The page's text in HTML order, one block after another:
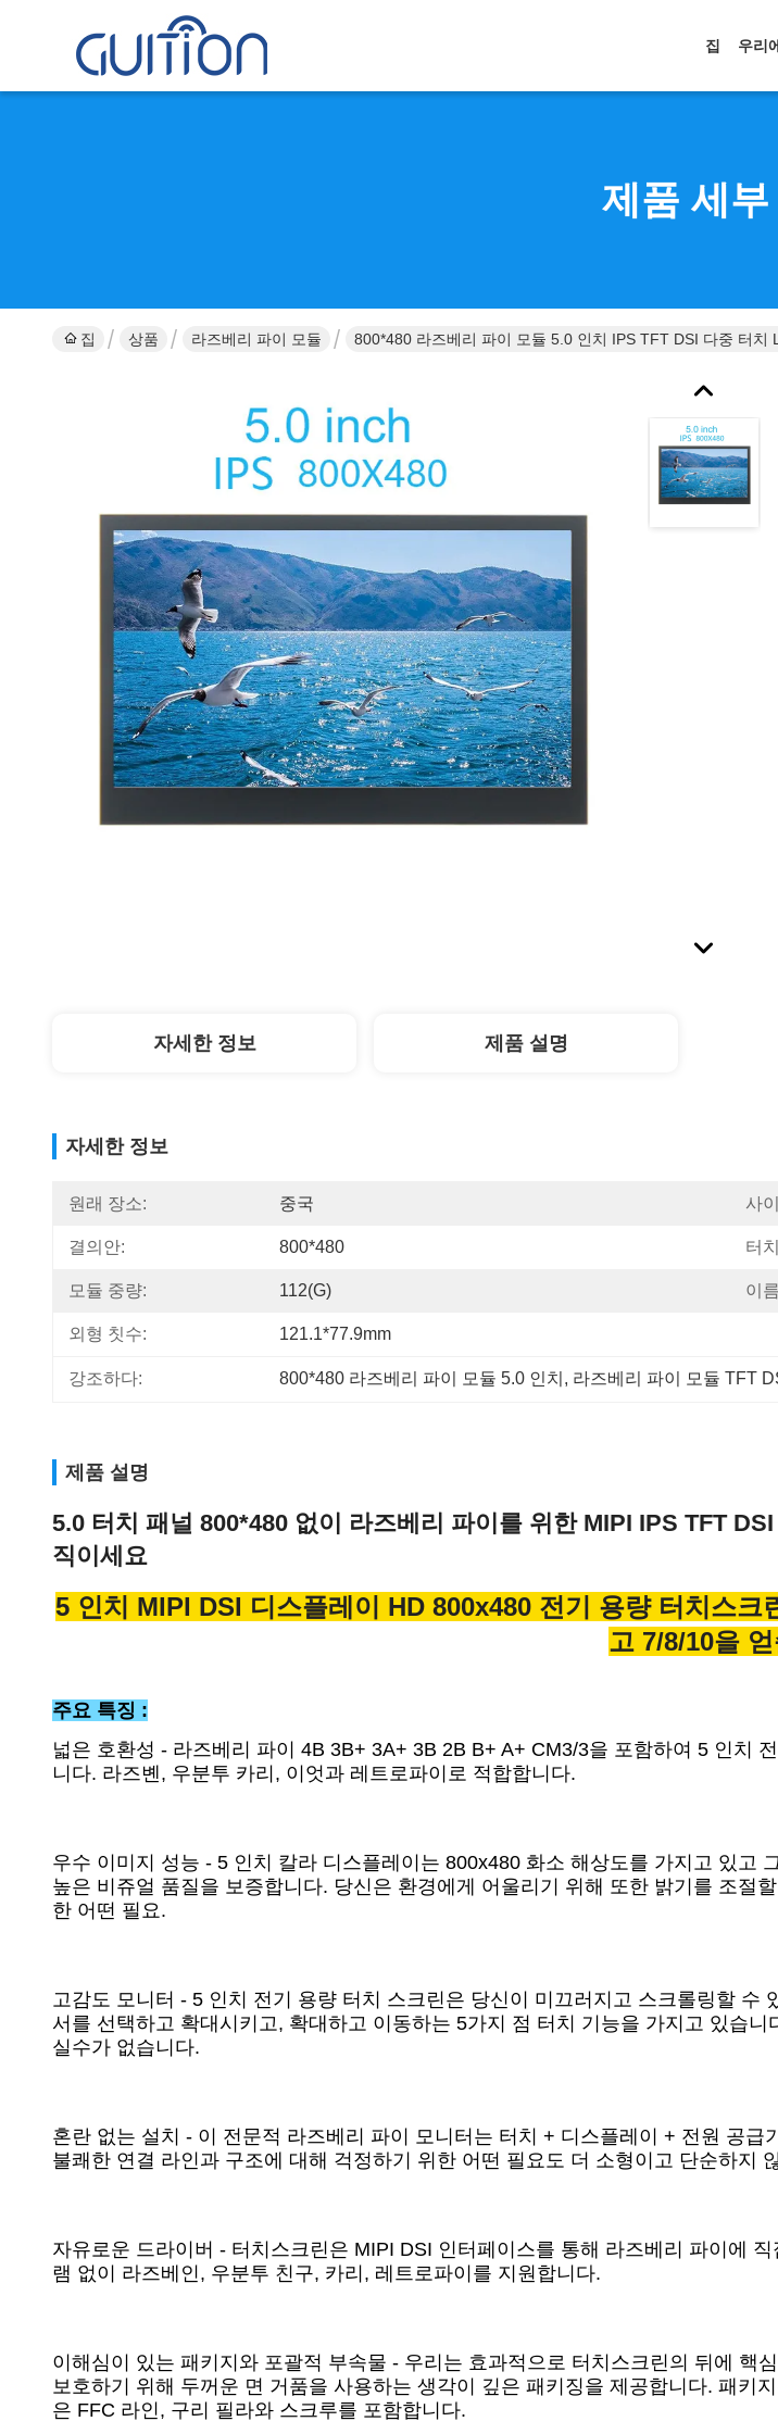
집 우리
제품 세
집 상품 라즈베리 파이 모듈 800*480 라즈베리 파이 모듈 5.0 인치 IPS TFT DSI 다중 터치
자세한 정보 제품 설명
자세한 정보
원래 장소: 중국 사
결의안: 800*480 터
모듈 중량: 112(g) 이
외형 칫수: 121.1*77.9mm
강조하다: 800*480 라즈베리 파이 모듈 5.0 인치 , 라즈베리 파이 모듈 TFT
제품 설명
5.0 터치 패널 800*480 없이 라즈베리 파이를 위한 MIPI IPS TFT
직이세요
5 인치 MIPI DSI 디스플레이 HD 800x480 전기 용량 터치스
고 7/8/10을
주요 특징 :
넓은 호환성 - 라즈베리 파이 4B 3B+ 3A+ 3B 2B B+ A+ CM3/3을 포함하여 5 인치
니다. 라즈볜, 우분투 카리, 이엇과 레트로파이로 적합합니다.
우수 이미지 성능 - 5 인치 칼라 디스플레이는 800x480 화소 해상도를 가지고 있고
높은 비쥬얼 품질을 보증합니다. 당신은 환경에게 어울리기 위해 또한 밝기를 조절
한 어떤 필요.
고감도 모니터 - 5 인치 전기 용량 터치 스크린은 당신이 미끄러지고 스크롤링할 수
서를 선택하고 확대시키고, 확대하고 이동하는 5가지 점 터치 기능을 가지고 있습
실수가 없습니다.
혼란 없는 설치 - 이 전문적 라즈베리 파이 모니터는 터치 + 디스플레이 + 전원 공
불쾌한 연결 라인과 구조에 대해 걱정하기 위한 어떤 필요도 더 소형이고 단순하지
자유로운 드라이버 - 터치스크린은 MIPI DSI 인터페이스를 통해 라즈베리 파이에
램 없이 라즈베인, 우분투 친구, 카리, 레트로파이를 지원합니다.
이해심이 있는 패키지와 포괄적 부속물 - 우리는 효과적으로 터치스크린의 뒤에 핵
보호하기 위해 두꺼운 면 거품을 사용하는 생각이 깊은 패키징을 제공합니다. 패키
은 FFC 라인, 구리 필라와 스크루를 포함합니다.